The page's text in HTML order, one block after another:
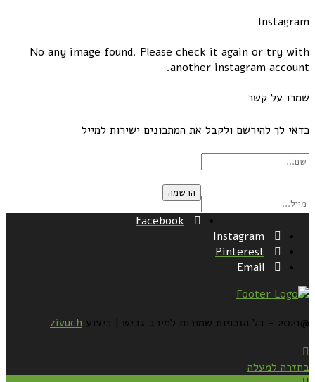
Instagram
No any image found. Please check it again or try with
another instagram account.
שמרו על קשר
כדאי לך להירשם ולקבל את המתכונים ישירות למייל
Facebook
Instagram
Pinterest
Email
@2021 - כל הזכויות שמורות למירב גביש | ביצוע zivuch
בחזרה למעלה